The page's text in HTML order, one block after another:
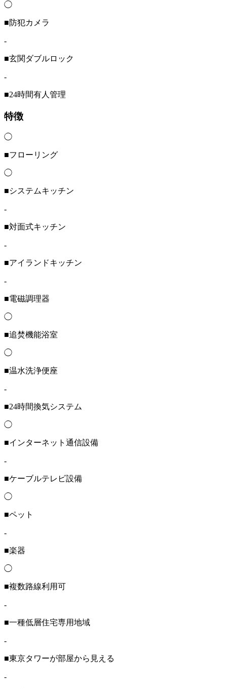
◯
■防犯カメラ
-
■玄関ダブルロック
-
■24時間有人管理
特徴
◯
■フローリング
◯
■システムキッチン
-
■対面式キッチン
-
■アイランドキッチン
-
■電磁調理器
◯
■追焚機能浴室
◯
■温水洗浄便座
-
■24時間換気システム
◯
■インターネット通信設備
-
■ケーブルテレビ設備
◯
■ペット
-
■楽器
◯
■複数路線利用可
-
■一種低層住宅専用地域
-
■東京タワーが部屋から見える
-